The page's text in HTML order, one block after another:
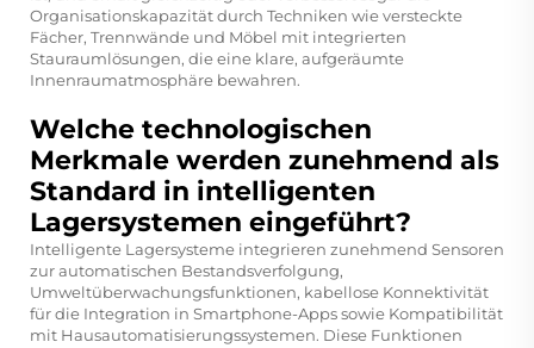
Organisationskapazität durch Techniken wie versteckte
Fächer, Trennwände und Möbel mit integrierten
Stauraumlösungen, die eine klare, aufgeräumte
Innenraumatmosphäre bewahren.
Welche technologischen
Merkmale werden zunehmend als
Standard in intelligenten
Lagersystemen eingeführt?
Intelligente Lagersysteme integrieren zunehmend Sensoren
zur automatischen Bestandsverfolgung,
Umweltüberwachungsfunktionen, kabellose Konnektivität
für die Integration in Smartphone-Apps sowie Kompatibilität
mit Hausautomatisierungssystemen. Diese Funktionen